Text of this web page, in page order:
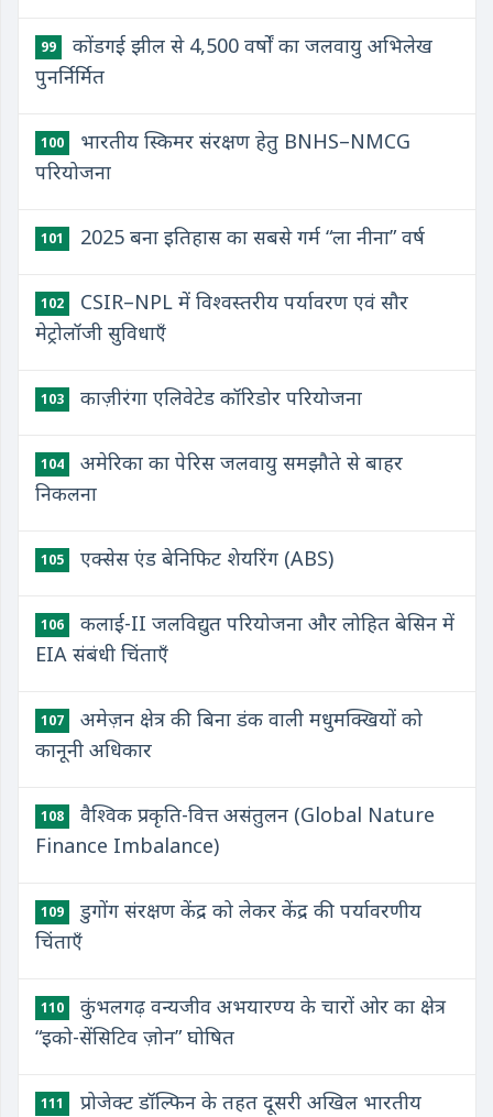
99
कोंडगई झील से 4,500 वर्षों का जलवायु अभिलेख
पुनर्निर्मित
100
भारतीय स्किमर संरक्षण हेतु BNHS–NMCG
परियोजना
101 2025 बना इतिहास का सबसे गर्म “ला नीना” वर्ष
102
CSIR–NPL में विश्वस्तरीय पर्यावरण एवं सौर
मेट्रोलॉजी सुविधाएँ
103 काज़ीरंगा एलिवेटेड कॉरिडोर परियोजना
104
अमेरिका का पेरिस जलवायु समझौते से बाहर
निकलना
105 एक्सेस एंड बेनिफिट शेयरिंग (ABS)
106
कलाई-II जलविद्युत परियोजना और लोहित बेसिन में
EIA संबंधी चिंताएँ
107
अमेज़न क्षेत्र की बिना डंक वाली मधुमक्खियों को
कानूनी अधिकार
108
वैश्विक प्रकृति-वित्त असंतुलन (Global Nature
Finance Imbalance)
109
डुगोंग संरक्षण केंद्र को लेकर केंद्र की पर्यावरणीय
चिंताएँ
110
कुंभलगढ़ वन्यजीव अभयारण्य के चारों ओर का क्षेत्र
“इको-सेंसिटिव ज़ोन” घोषित
111
प्रोजेक्ट डॉल्फिन के तहत दूसरी अखिल भारतीय